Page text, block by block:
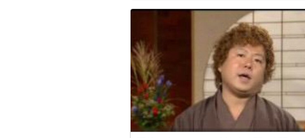
為必要な作業です」 👴「水不足の昨今にもっ
たいないことをするな!!」 それでは歌いま
す、聞いてください 「井戸水」
数
ス
ね